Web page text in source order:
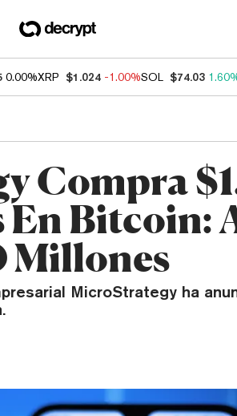
0.00%XRP $1.024 -1.00%SOL $74.03
Compra
En Bitcoin:
Millones
MicroStrategy ha